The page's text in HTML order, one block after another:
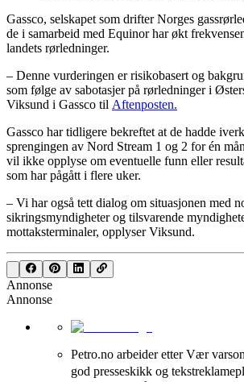
Gassco, selskapet som drifter Norges
de i samarbeid med Equinor har økt
landets rørledninger.
– Denne vurderingen er risikobasert og
som følge av sabotasjer på rørledninger i
Viksund i Gassco til Aftenposten.
Gassco har tidligere bekreftet at de hadde
sprengingen av Nord Stream 1 og 2 for én
vil ikke opplyse om eventuelle funn eller
som har pågått i flere uker.
– Vi har også tett dialog om situasjonen med
sikringsmyndigheter og tilsvarende
mottaksterminaler, opplyser Viksund.
Annonse
Annonse
Petro.no arbeider etter Vær
god presseskikk og